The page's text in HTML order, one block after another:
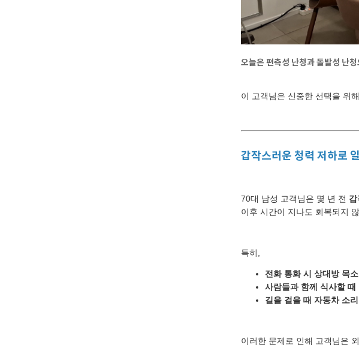
오늘은 편측성 난청과 돌발성 난청
이 고객님은 신중한 선택을 위해
갑작스러운 청력 저하로
70대 남성 고객님은 몇 년 전
이후 시간이 지나도 회복되지
특히,
전화 통화 시 상대방 목
사람들과 함께 식사할
길을 걸을 때 자동차 소
이러한 문제로 인해 고객님은